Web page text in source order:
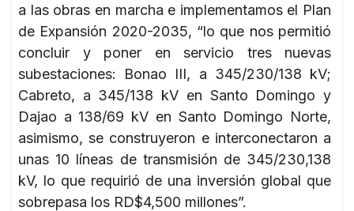
a las obras en marcha e implementamos el Plan
de Expansión 2020-2035, “lo que nos permitió
concluir y poner en servicio tres nuevas
subestaciones: Bonao III, a 345/230/138 kV;
Cabreto, a 345/138 kV en Santo Domingo y
Dajao a 138/69 kV en Santo Domingo Norte,
asimismo, se construyeron e interconectaron a
unas 10 líneas de transmisión de 345/230,138
kV, lo que requirió de una inversión global que
sobrepasa los RD$4,500 millones”.